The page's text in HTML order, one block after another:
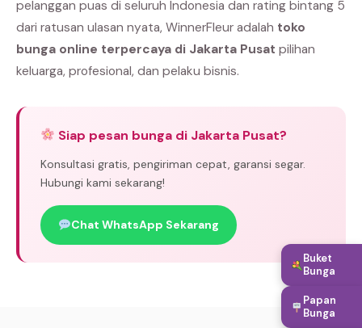
pelanggan puas di seluruh Indonesia dan rating bintang 5
dari ratusan ulasan nyata, WinnerFleur adalah toko
bunga online terpercaya di Jakarta Pusat pilihan
keluarga, profesional, dan pelaku bisnis.
Siap pesan bunga di Jakarta Pusat?
Konsultasi gratis, pengiriman cepat, garansi segar.
Hubungi kami sekarang!
Chat WhatsApp Sekarang
Buket
Bunga
Papan
Bunga